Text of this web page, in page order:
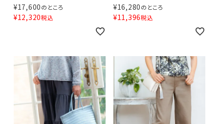
¥17,600のところ
¥12,320税込
¥16,280のところ
¥11,396税込